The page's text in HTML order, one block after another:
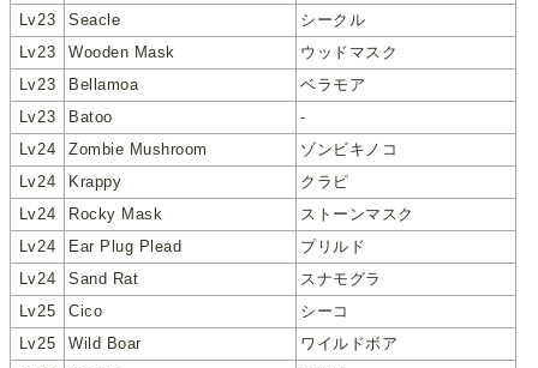
Lv23
Seacle
シークル
Lv23
Wooden Mask
ウッドマスク
Lv23
Bellamoa
ベラモア
Lv23
Batoo
-
Lv24
Zombie Mushroom
ゾンビキノコ
Lv24
Krappy
クラピ
Lv24
Rocky Mask
ストーンマスク
Lv24
Ear Plug Plead
プリルド
Lv24
Sand Rat
スナモグラ
Lv25
Cico
シーコ
Lv25
Wild Boar
ワイルドボア